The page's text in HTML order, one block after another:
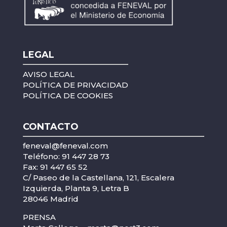
LEGAL
AVISO LEGAL
POLÍTICA DE PRIVACIDAD
POLÍTICA DE COOKIES
CONTACTO
feneval@feneval.com
Teléfono: 91 447 28 73
Fax: 91 447 65 52
C/ Paseo de la Castellana, 121, Escalera
Izquierda, Planta 9, Letra B
28046 Madrid
PRENSA